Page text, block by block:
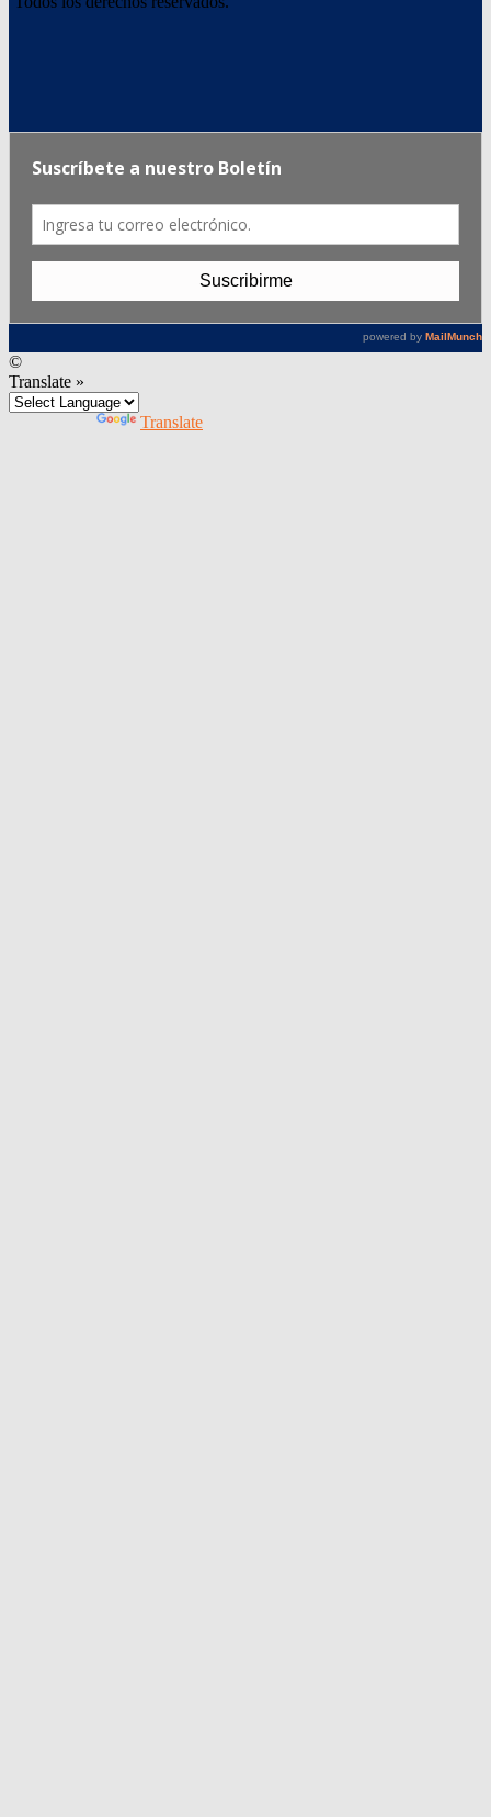
©
Translate »
Translate